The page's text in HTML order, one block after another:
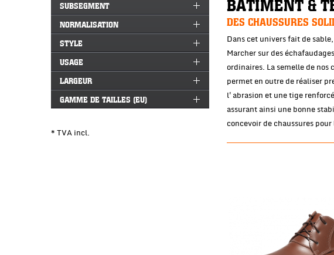
SUBSEGMENT
NORMALISATION
STYLE
USAGE
LARGEUR
GAMME DE TAILLES (EU)
* TVA incl.
BÂTIMENT &
DES CHAUSSURES
Dans cet univers fait de
Marcher sur des
ordinaires. La semelle de
permet en outre de réaliser
l'abrasion et une tige
assurant ainsi une bonne
concevoir de chaussures